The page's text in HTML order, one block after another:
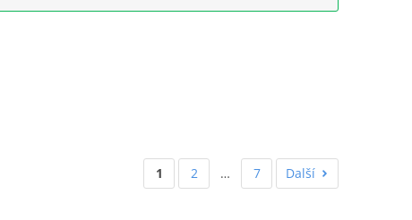
1 2 … 7 Další